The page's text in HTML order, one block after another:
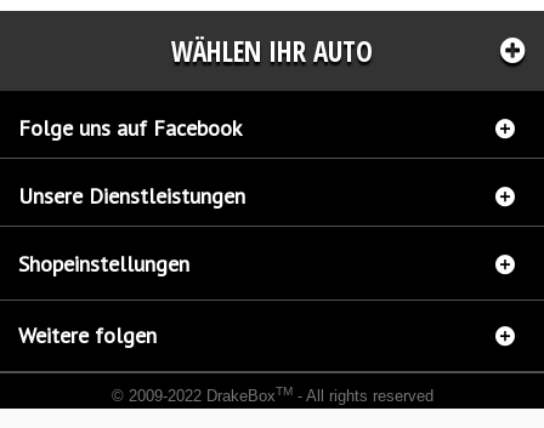
WÄHLEN IHR AUTO
Folge uns auf Facebook
Unsere Dienstleistungen
Shopeinstellungen
Weitere folgen
© 2009-2022 DrakeBoxTM- All rights reserved